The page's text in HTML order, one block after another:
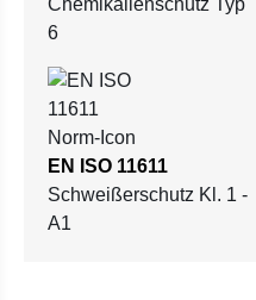
Chemikalienschutz Typ
6
EN ISO 11611
Schweißerschutz Kl. 1 -
A1